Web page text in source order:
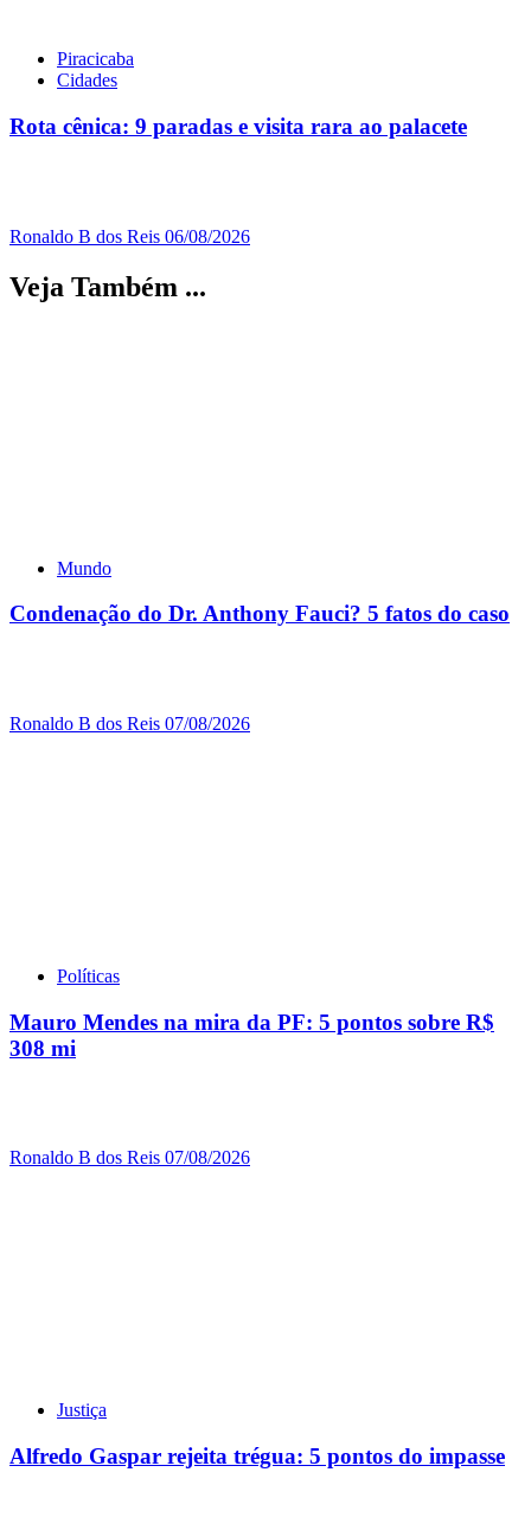
Piracicaba
Cidades
Rota cênica: 9 paradas e visita rara ao palacete
Ronaldo B dos Reis 06/08/2026
Veja Também ...
Mundo
Condenação do Dr. Anthony Fauci? 5 fatos do caso
Ronaldo B dos Reis 07/08/2026
Políticas
Mauro Mendes na mira da PF: 5 pontos sobre R$
308 mi
Ronaldo B dos Reis 07/08/2026
Justiça
Alfredo Gaspar rejeita trégua: 5 pontos do impasse